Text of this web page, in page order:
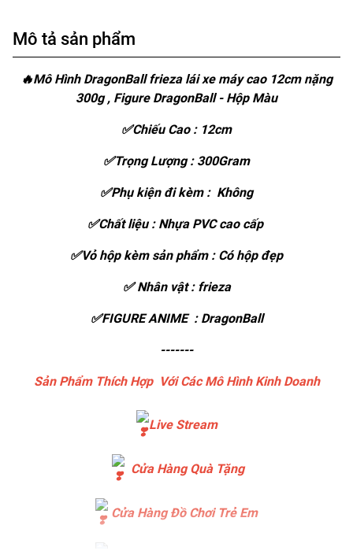
Mô tả sản phẩm
🔥Mô Hình DragonBall frieza lái xe máy cao 12cm nặng
300g , Figure DragonBall - Hộp Màu
✅Chiếu Cao : 12cm
✅Trọng Lượng : 300Gram
✅Phụ kiện đi kèm : Không
✅Chất liệu : Nhựa PVC cao cấp
✅Vỏ hộp kèm sản phẩm : Có hộp đẹp
✅ Nhân vật : frieza
✅FIGURE ANIME : DragonBall
-------
Sản Phẩm Thích Hợp Với Các Mô Hình Kinh Doanh
Live Stream
Cửa Hàng Quà Tặng
Cửa Hàng Đồ Chơi Trẻ Em